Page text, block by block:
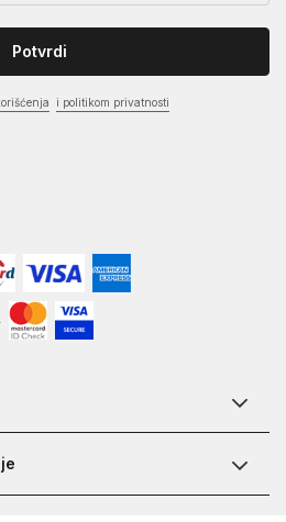
Potvrdi
i politikom privatnosti